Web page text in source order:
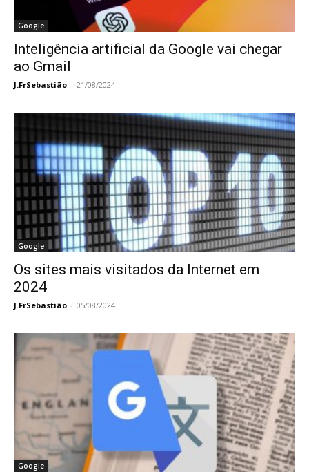
Google
Inteligência artificial da Google vai chegar
ao Gmail
J.FrSebastião - 21/08/2024
Google
Os sites mais visitados da Internet em
2024
J.FrSebastião - 05/08/2024
Google